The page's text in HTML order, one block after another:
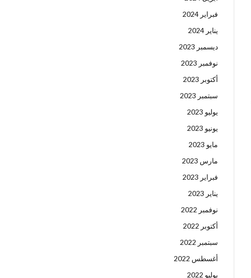
فبراير 2024
يناير 2024
ديسمبر 2023
نوفمبر 2023
أكتوبر 2023
سبتمبر 2023
يوليو 2023
يونيو 2023
مايو 2023
مارس 2023
فبراير 2023
يناير 2023
نوفمبر 2022
أكتوبر 2022
سبتمبر 2022
أغسطس 2022
يوليو 2022